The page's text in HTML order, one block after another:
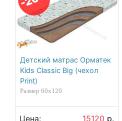
Детский матрас Орматек
Kids Classic Big (чехол
Print)
Размер 60х120
Цена: 15120 р.